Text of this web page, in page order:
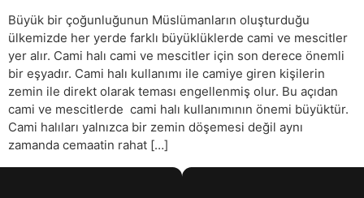
Büyük bir çoğunluğunun Müslümanların oluşturduğu
ülkemizde her yerde farklı büyüklüklerde cami ve mescitler
yer alır. Cami halı cami ve mescitler için son derece önemli
bir eşyadır. Cami halı kullanımı ile camiye giren kişilerin
zemin ile direkt olarak teması engellenmiş olur. Bu açıdan
cami ve mescitlerde cami halı kullanımının önemi büyüktür.
Cami halıları yalnızca bir zemin döşemesi değil aynı
zamanda cemaatin rahat […]